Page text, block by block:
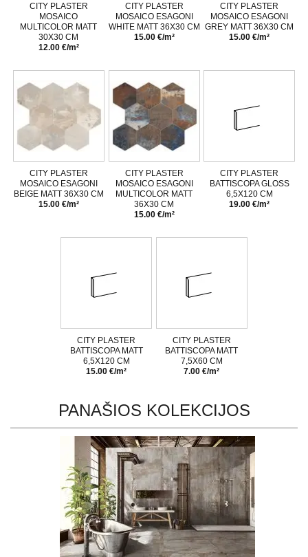
CITY PLASTER
MOSAICO
MULTICOLOR MATT
30X30 CM
12.00 €/m²
CITY PLASTER
MOSAICO ESAGONI
WHITE MATT 36X30 CM
15.00 €/m²
CITY PLASTER
MOSAICO ESAGONI
GREY MATT 36X30 CM
15.00 €/m²
CITY PLASTER
MOSAICO ESAGONI
BEIGE MATT 36X30 CM
15.00 €/m²
CITY PLASTER
MOSAICO ESAGONI
MULTICOLOR MATT
36X30 CM
15.00 €/m²
CITY PLASTER
BATTISCOPA GLOSS
6,5X120 CM
19.00 €/m²
CITY PLASTER
BATTISCOPA MATT
6,5X120 CM
15.00 €/m²
CITY PLASTER
BATTISCOPA MATT
7,5X60 CM
7.00 €/m²
PANAŠIOS KOLEKCIJOS